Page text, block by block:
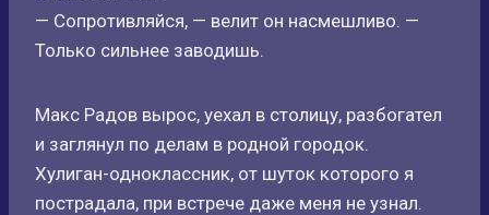
— Сопротивляйся, — велит он насмешливо. —
Только сильнее заводишь.
Макс Радов вырос, уехал в столицу, разбогател
и заглянул по делам в родной городок.
Хулиган-одноклассник, от шуток которого я
пострадала, при встрече даже меня не узнал.